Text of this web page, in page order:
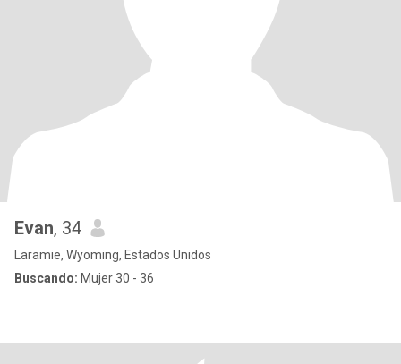
Evan, 34
Laramie, Wyoming, Estados Unidos
Buscando: Mujer 30 - 36